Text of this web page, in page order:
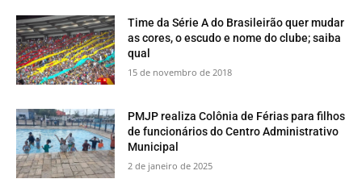
Time da Série A do Brasileirão quer mudar
as cores, o escudo e nome do clube; saiba
qual
15 de novembro de 2018
PMJP realiza Colônia de Férias para filhos
de funcionários do Centro Administrativo
Municipal
2 de janeiro de 2025